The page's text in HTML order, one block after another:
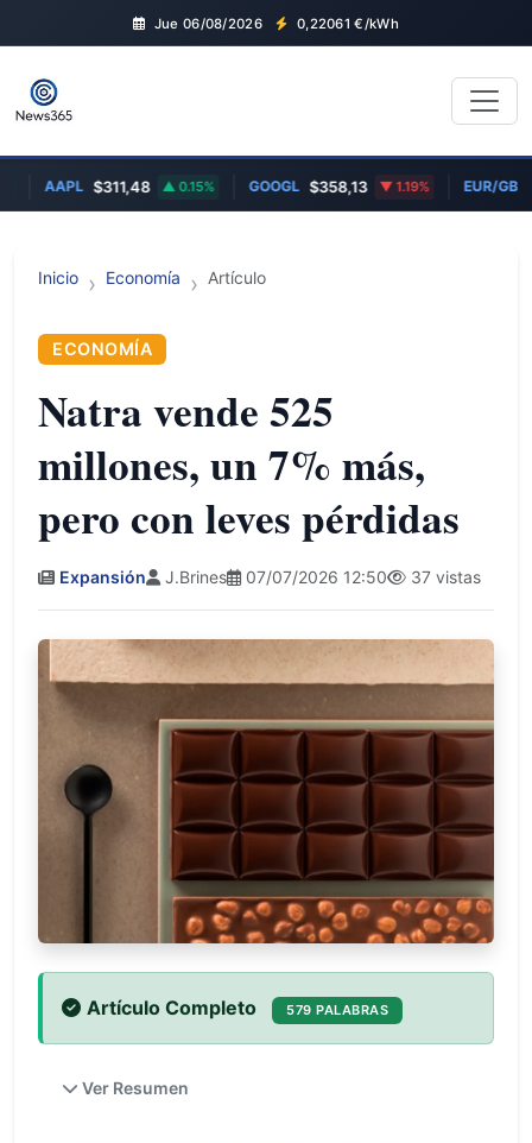
Jue 06/08/2026 0,22061 €/kWh
AAPL $311,48 0.15% GOOGL $358,13 1.19% EUR/GBP
Inicio Economía Artículo
ECONOMÍA
Natra vende 525
millones, un 7% más,
pero con leves pérdidas
Expansión J.Brines 07/07/2026 12:50 37 vistas
Artículo Completo 579 PALABRAS
Ver Resumen